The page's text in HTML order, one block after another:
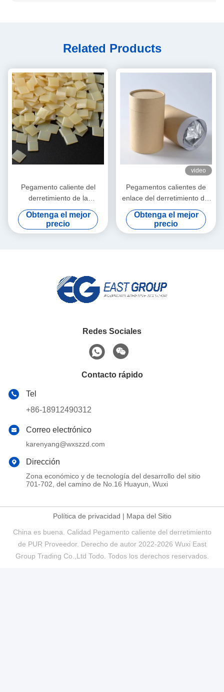
Related Products
Pegamento caliente del
derretimiento de la
carpintería de las bandas de
borde para la precintadora
automática
Obtenga el mejor
precio
video
Pegamentos calientes de
enlace del derretimiento del
poliuretano PUR del borde
de la chapa del PVC para los
muebles
Obtenga el mejor
precio
Redes Sociales
Contacto rápido
Tel
+86-18912490312
Correo electrónico
karenyang@wxszzd.com
Dirección
Zona económico y de tecnología del desarrollo del sitio
701-702, del camino de No.16 Huayun, Wuxi
Política de privacidad | Mapa del Sitio
China es buena. Calidad Pegamento caliente del derretimiento
de PUR Proveedor. Derecho de autor 2022-2026 Wuxi East
Group Trading Co.,Ltd Todo. Todos los derechos reservados.